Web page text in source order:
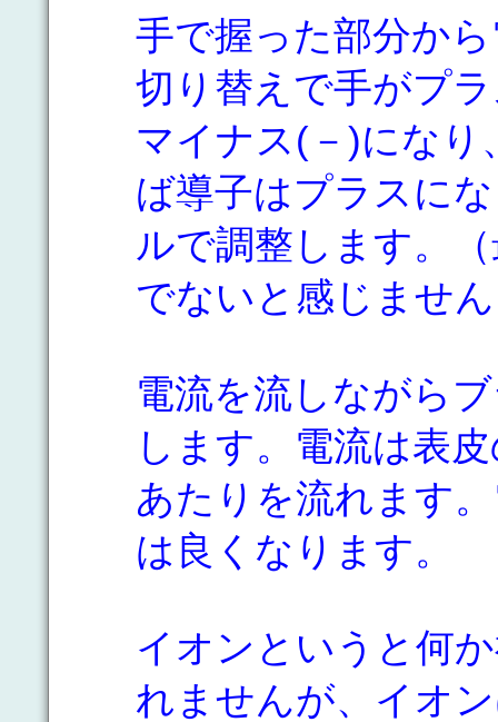
手で握った部分か
切り替えで手がプ
マイナス(－)になり
ば導子はプラスに
ルで調整します。
でないと感じませ
電流を流しながら
します。電流は表
あたりを流れます
は良くなります。
イオンというと何
れませんが、イオ